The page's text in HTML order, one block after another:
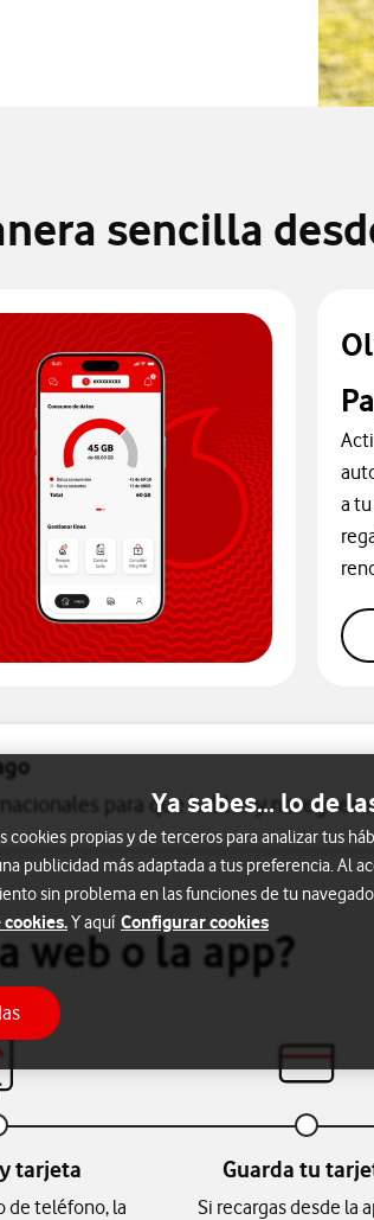
sencilla
a
para que hables y navegues
web o la app?
tarjeta
de teléfono, la
Guarda tu
Si recargas desde la
Ya sabes... lo de
cookies propias y de terceros para analizar tus
publicidad más adaptada a tus preferencia. Al
sin problema en las funciones de tu
Y aquí Configurar cookies